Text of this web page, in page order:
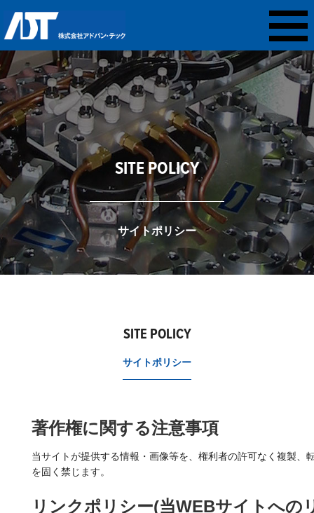
SITE POLICY
サイトポリシー
SITE POLICY
サイトポリシー
著作権に関する注意事項
当サイトが提供する情報・画像等を、権利者の許可なく複製、
を固く禁じます。
リンクポリシー(当WEBサイトへの